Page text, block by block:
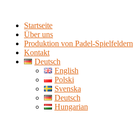
Startseite
Über uns
Produktion von Padel-Spielfeldern
Kontakt
Deutsch
English
Polski
Svenska
Deutsch
Hungarian